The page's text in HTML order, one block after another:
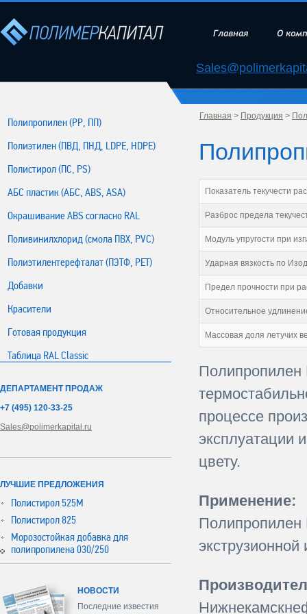
Главная О
Полипропилен (РР, ПП)
Полиэтилен (ПВД, ПНД, LDPE, HDPE)
Полистирол (ПС, PS)
АБС пластик (АБС, ABS, ASA)
Окрашивание ABS согласно RAL
Поливинилхлорид (смола ПВХ, PVC)
Полиэтилентерефталат (ПЭТФ, PET)
Добавки
Красители
Готовая продукция
Таблица RAL Classic
ДЕПАРТАМЕНТ ПРОДАЖ
+7 (495) 120-33-25
Sales@polimerkapital.ru
ЛУЧШИЕ ПРЕДЛОЖЕНИЯ
Полистирол 525М
Полистирол 825
Морозостойкая добавка для
полипропилена 030/250
НОВОСТИ
Последние известия
Главная > Продукция >
Показатель текучести
Разброс предела
Модуль упругости при
Ударная вязкость по
Предел прочности при
Относительное
Массовая доля летучих
Полипропилен
процессе
эксплуатации
цвету.
Применение:
Полипропилен